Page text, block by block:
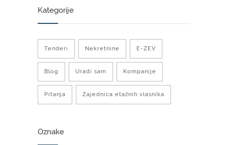
Kategorije
Tenderi Nekretnine E-ZEV
Blog Uradi sam Kompanije
Pitanja Zajednica etažnih vlasnika
Oznake